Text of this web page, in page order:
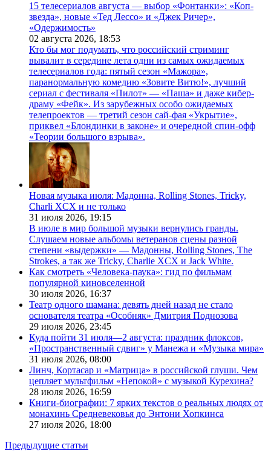
15 телесериалов августа — выбор «Фонтанки»: «Коп-
звезда», новые «Тед Лессо» и «Джек Ричер»,
«Одержимость»
02 августа 2026, 18:53
Кто бы мог подумать, что российский стриминг
вывалит в середине лета одни из самых ожидаемых
телесериалов года: пятый сезон «Мажора»,
паранормальную комедию «Зовите Витю!», лучший
сериал с фестиваля «Пилот» — «Паша» и даже кибер-
драму «Фейк». Из зарубежных особо ожидаемых
телепроектов — третий сезон сай-фая «Укрытие»,
приквел «Блондинки в законе» и очередной спин-офф
«Теории большого взрыва».
Новая музыка июля: Мадонна, Rolling Stones, Tricky,
Charli XCX и не только
31 июля 2026, 19:15
В июле в мир большой музыки вернулись гранды.
Слушаем новые альбомы ветеранов сцены разной
степени «выдержки» — Мадонны, Rolling Stones, The
Strokes, а так же Tricky, Charlie XCX и Jack White.
Как смотреть «Человека-паука»: гид по фильмам
популярной киновселенной
30 июля 2026, 16:37
Театр одного шамана: девять дней назад не стало
основателя театра «Особняк» Дмитрия Поднозова
29 июля 2026, 23:45
Куда пойти 31 июля—2 августа: праздник флоксов,
«Пространственный сдвиг» у Манежа и «Музыка мира»
31 июля 2026, 08:00
Линч, Кортасар и «Матрица» в российской глуши. Чем
цепляет мультфильм «Непокой» с музыкой Курехина?
28 июля 2026, 16:59
Книги-биографии: 7 ярких текстов о реальных людях от
монахинь Средневековья до Энтони Хопкинса
27 июля 2026, 18:00
Предыдущие статьи